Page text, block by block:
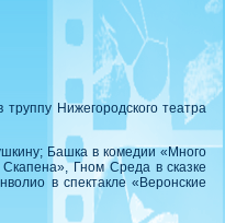
Нижегородского театра
Башка в комедии «Много
Гном Среда в сказке
в спектакле «Веронские